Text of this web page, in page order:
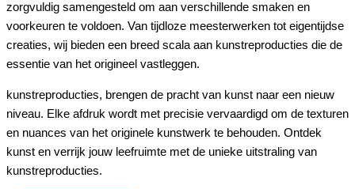
zorgvuldig samengesteld om aan verschillende smaken en
voorkeuren te voldoen. Van tijdloze meesterwerken tot eigentijdse
creaties, wij bieden een breed scala aan kunstreproducties die de
essentie van het origineel vastleggen.
kunstreproducties, brengen de pracht van kunst naar een nieuw
niveau. Elke afdruk wordt met precisie vervaardigd om de texturen
en nuances van het originele kunstwerk te behouden. Ontdek
kunst en verrijk jouw leefruimte met de unieke uitstraling van
kunstreproducties.